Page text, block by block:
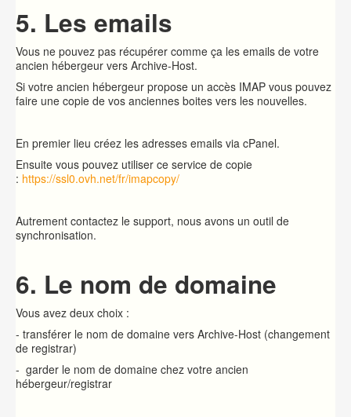
5. Les emails
Vous ne pouvez pas récupérer comme ça les emails de votre
ancien hébergeur vers Archive-Host.
Si votre ancien hébergeur propose un accès IMAP vous pouvez
faire une copie de vos anciennes boites vers les nouvelles.
En premier lieu créez les adresses emails via cPanel.
Ensuite vous pouvez utiliser ce service de copie
: https://ssl0.ovh.net/fr/imapcopy/
Autrement contactez le support, nous avons un outil de
synchronisation.
6. Le nom de domaine
Vous avez deux choix :
- transférer le nom de domaine vers Archive-Host (changement
de registrar)
- garder le nom de domaine chez votre ancien
hébergeur/registrar